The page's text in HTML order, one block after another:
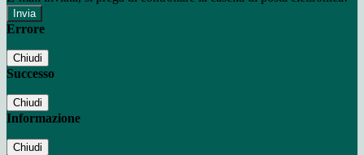
Errore
Chiudi
Successo
Chiudi
Informazione
Chiudi